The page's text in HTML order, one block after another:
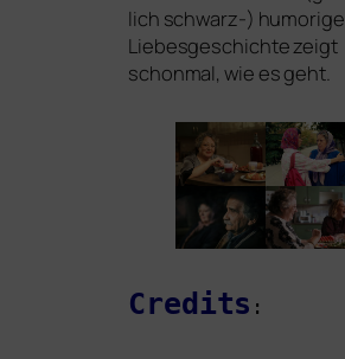
lich schwarz-) humo­ri­ge
Liebesgeschichte zeigt
schon­mal, wie es geht.
Credits :